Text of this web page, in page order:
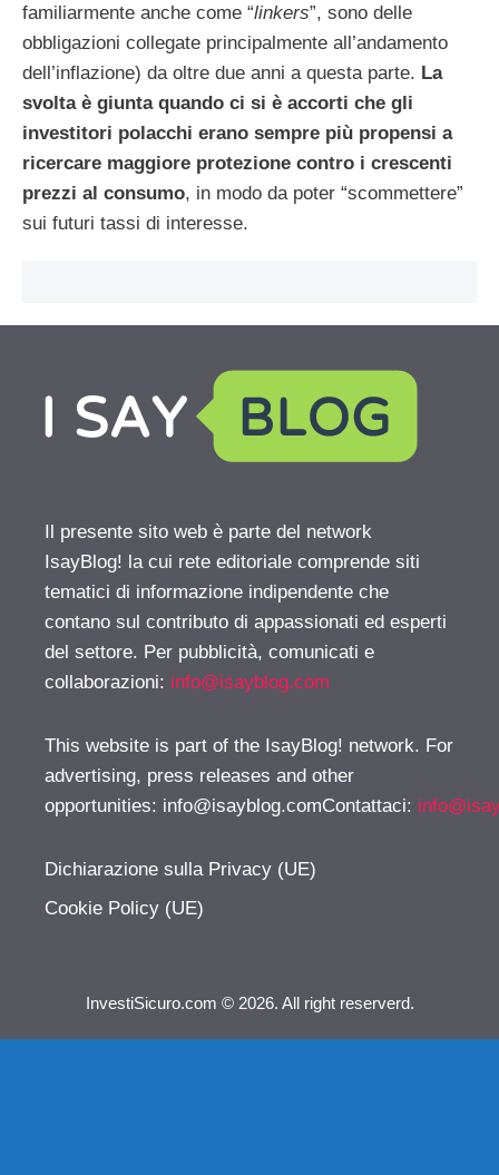
familiarmente anche come “linkers”, sono delle
obbligazioni collegate principalmente all’andamento
dell’inflazione) da oltre due anni a questa parte. La
svolta è giunta quando ci si è accorti che gli
investitori polacchi erano sempre più propensi a
ricercare maggiore protezione contro i crescenti
prezzi al consumo, in modo da poter “scommettere”
sui futuri tassi di interesse.
Il presente sito web è parte del network
IsayBlog! la cui rete editoriale comprende siti
tematici di informazione indipendente che
contano sul contributo di appassionati ed esperti
del settore. Per pubblicità, comunicati e
collaborazioni: info@isayblog.com
This website is part of the IsayBlog! network. For
advertising, press releases and other
opportunities: info@isayblog.comContattaci:
Dichiarazione sulla Privacy (UE)
Cookie Policy (UE)
InvestiSicuro.com © 2026. All right reserverd.